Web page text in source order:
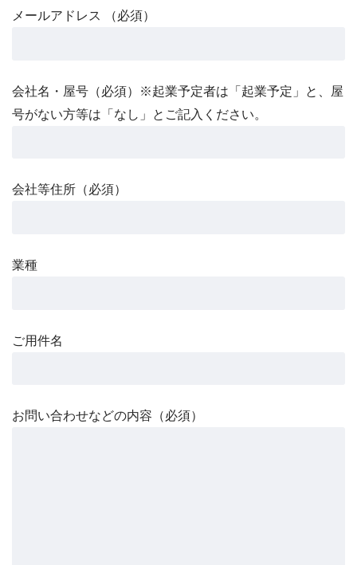
メールアドレス （必須）
会社名・屋号（必須）※起業予定者は「起業予定」と、屋
号がない方等は「なし」とご記入ください。
会社等住所（必須）
業種
ご用件名
お問い合わせなどの内容（必須）